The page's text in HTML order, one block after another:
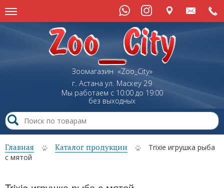
Зоомагазин «Zoo_City»
г. Астана ул. Маскеу29
Мы работаем с 10:00 до 19:00
без выходных
Главная Каталог продукции
Trixie игрушка рыба
с мятой